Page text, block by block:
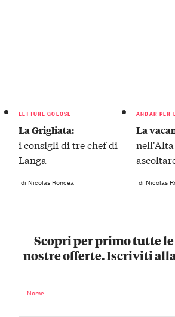
LETTURE GOLOSE
La Grigliata:
i consigli di tre chef di
Langa
di Nicolas Roncea
ANDAR PER
La
nell'Alta
di Nicolas
Scopri per primo tutte
nostre offerte. Iscriviti
Nome